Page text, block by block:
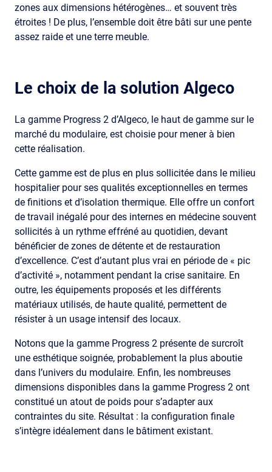
zones aux dimensions hétérogènes… et souvent très
étroites ! De plus, l’ensemble doit être bâti sur une pente
assez raide et une terre meuble.
Le choix de la solution Algeco
La gamme Progress 2 d’Algeco, le haut de gamme sur le
marché du modulaire, est choisie pour mener à bien
cette réalisation.
Cette gamme est de plus en plus sollicitée dans le milieu
hospitalier pour ses qualités exceptionnelles en termes
de finitions et d’isolation thermique. Elle offre un confort
de travail inégalé pour des internes en médecine souvent
sollicités à un rythme effréné au quotidien, devant
bénéficier de zones de détente et de restauration
d’excellence. C’est d’autant plus vrai en période de « pic
d’activité », notamment pendant la crise sanitaire. En
outre, les équipements proposés et les différents
matériaux utilisés, de haute qualité, permettent de
résister à un usage intensif des locaux.
Notons que la gamme Progress 2 présente de surcroît
une esthétique soignée, probablement la plus aboutie
dans l’univers du modulaire. Enfin, les nombreuses
dimensions disponibles dans la gamme Progress 2 ont
constitué un atout de poids pour s’adapter aux
contraintes du site. Résultat : la configuration finale
s’intègre idéalement dans le bâtiment existant.